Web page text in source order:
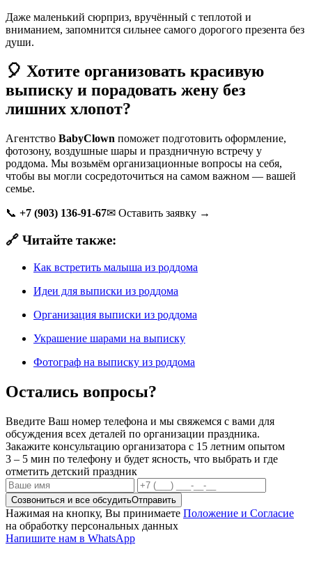
Даже маленький сюрприз, вручённый с теплотой и
вниманием, запомнится сильнее самого дорогого презента без
души.
🎈 Хотите организовать красивую
выписку и порадовать жену без
лишних хлопот?
Агентство BabyClown поможет подготовить оформление,
фотозону, воздушные шары и праздничную встречу у
роддома. Мы возьмём организационные вопросы на себя,
чтобы вы могли сосредоточиться на самом важном — вашей
семье.
📞 +7 (903) 136-91-67✉ Оставить заявку →
🔗 Читайте также:
Как встретить малыша из роддома
Идеи для выписки из роддома
Организация выписки из роддома
Украшение шарами на выписку
Фотограф на выписку из роддома
Остались вопросы?
Введите Ваш номер телефона и мы свяжемся с вами для
обсуждения всех деталей по организации праздника.
Закажите консультацию организатора с 15 летним опытом
3 – 5 мин по телефону и будет ясность, что выбрать и где
отметить детский праздник
Созвониться и все обсудитьОтправить
Нажимая на кнопку, Вы принимаете Положение и Согласие
на обработку персональных данных
Напишите нам в WhatsApp